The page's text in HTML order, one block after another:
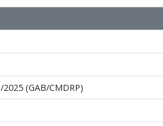
2025 (GAB/CMDRP)